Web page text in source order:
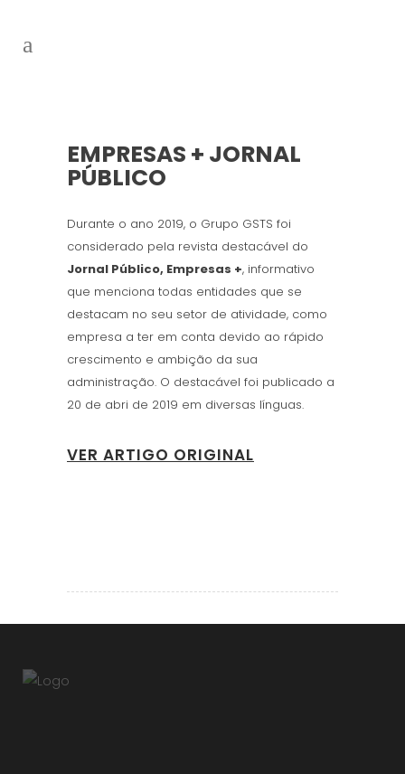
EMPRESAS + JORNAL
PÚBLICO
Durante o ano 2019, o Grupo GSTS foi
considerado pela revista destacável do
Jornal Público, Empresas +, informativo
que menciona todas entidades que se
destacam no seu setor de atividade, como
empresa a ter em conta devido ao rápido
crescimento e ambição da sua
administração. O destacável foi publicado a
20 de abri de 2019 em diversas línguas.
VER ARTIGO ORIGINAL